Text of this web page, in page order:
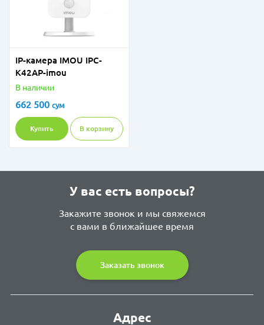
IP-камера IMOU IPC-
K42AP-imou
В наличии
662 500 сум
Купить В корзину
У вас есть вопросы?
Закажите звонок и мы свяжемся
с вами в ближайшее время
Заказать звонок
Адрес